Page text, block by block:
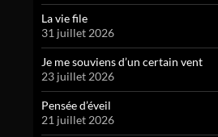
La vie file
31 juillet 2026
Je me souviens d’un certain vent
23 juillet 2026
Pensée d’éveil
21 juillet 2026